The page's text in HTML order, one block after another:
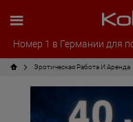
Номер 1 в Германии для
Эротическая Pабота И Аренда